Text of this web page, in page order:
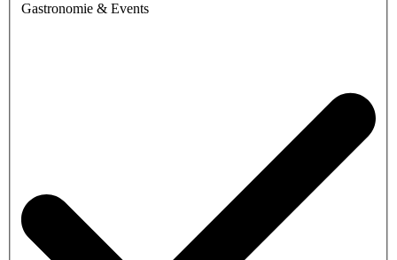
Gastronomie & Events